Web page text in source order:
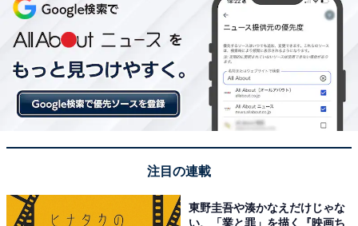
注目の連載
東野圭吾や湊かなえだけじゃな
い、「業と罪」を描く『映画ち